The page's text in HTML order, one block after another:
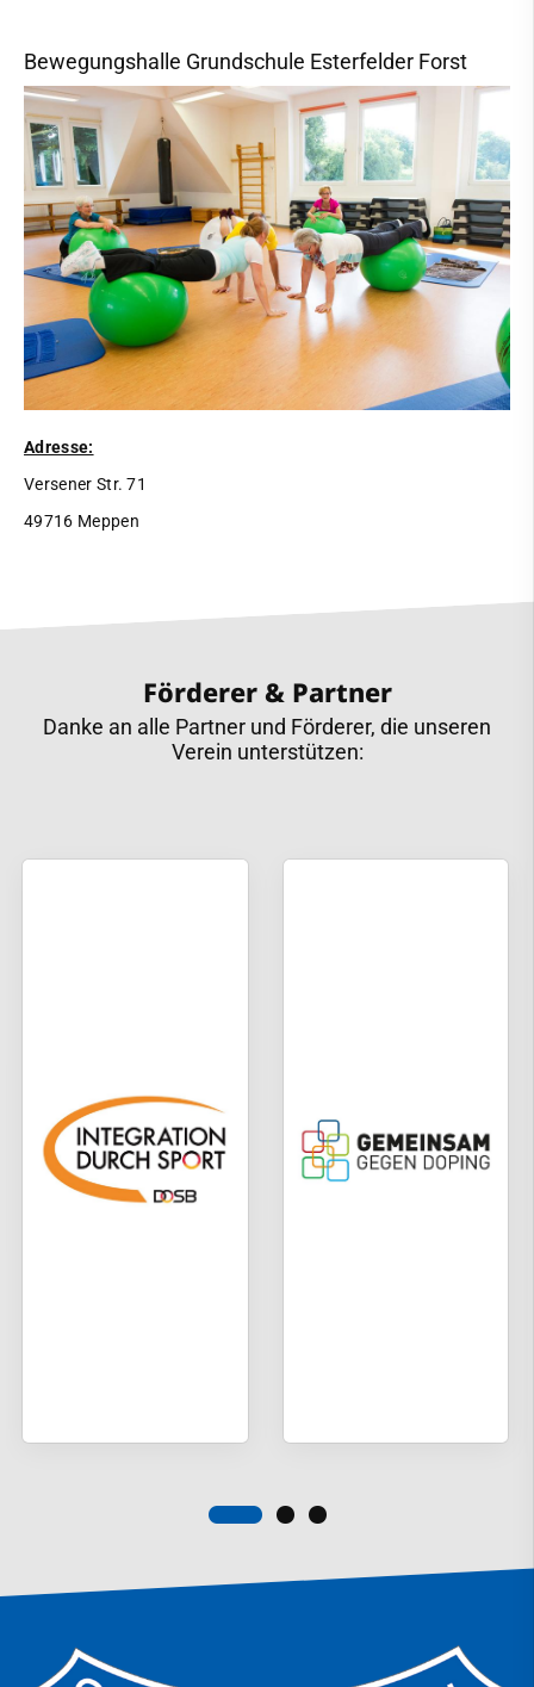
Bewegungshalle Grundschule Esterfelder Forst
Adresse:
Versener Str. 71
49716 Meppen
Förderer & Partner
Danke an alle Partner und Förderer, die unseren
Verein unterstützen: